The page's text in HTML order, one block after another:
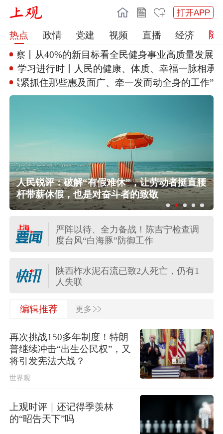
打开APP
热点 政情 党建 视频 直播
经济
时政微观察丨从40%的新目标看全民健身事业高
学习进行时丨人民的健康、体质、 幸福一脉相承
“紧紧抓住那些惠及面广、牵一发而动全身的工作”
人民锐评：破解“有假难休”，让劳动者挺直腰
杆带薪休假，也是对奋斗者的致敬
严阵以待、全力备战！陈吉宁检查调
度台风“白海豚”防御工作
云南宣威火把节引发燃烧，16人被灼
伤
迎战“白海豚”，多区上午起转移安置，
上海转移人数至17时将达2.36万人
陕西柞水泥石流已致2人死亡，仍有1
人失联
中国气象局升级调整应急响应为台风
蔡皋在加拿大领取国际安徒生奖，系
插画奖项60年来首位中国画家
中国东方电气集团原党组副书记、董
云南宣威火把节引发燃烧，16人被灼
伤
编辑推荐 更多 >>
再次挑战150多年制度！特朗
普继续冲击“出生公民权”，又
将引发宪法大战？
世界观
上观时评｜还记得季羡林
的“昭告天下”吗